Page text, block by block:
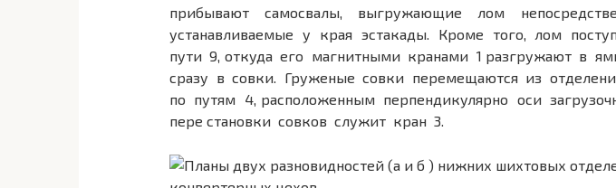
прибывают самосвалы, выгружающие лом
устанавливаемые у края эстакады. Кроме того, лом
пути 9, откуда его магнитными кранами 1 разгружают в
сразу в совки. Груженые совки перемещаются из
по путям 4, расположенным перпендикулярно оси
пере становки совков служит кран 3.